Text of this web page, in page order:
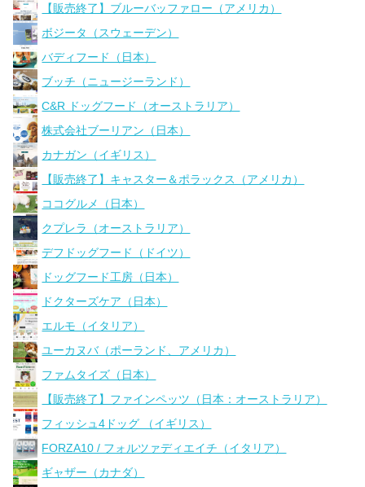
【販売終了】ブルーバッファロー（アメリカ）
ボジータ（スウェーデン）
バディフード（日本）
ブッチ（ニュージーランド）
C&R ドッグフード（オーストラリア）
株式会社ブーリアン（日本）
カナガン（イギリス）
【販売終了】キャスター＆ポラックス（アメリカ）
ココグルメ（日本）
クプレラ（オーストラリア）
デフドッグフード（ドイツ）
ドッグフード工房（日本）
ドクターズケア（日本）
エルモ（イタリア）
ユーカヌバ（ポーランド、アメリカ）
ファムタイズ（日本）
【販売終了】ファインペッツ（日本：オーストラリア）
フィッシュ4ドッグ （イギリス）
FORZA10 / フォルツァディエイチ（イタリア）
ギャザー（カナダ）